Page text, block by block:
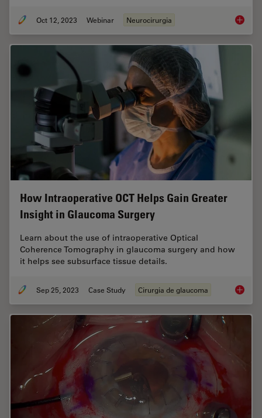
Oct 12, 2023 Webinar Neurocirurgia
How Intraoperative OCT Helps Gain Greater
Insight in Glaucoma Surgery
Learn about the use of intraoperative Optical
Coherence Tomography in glaucoma surgery and how
it helps see subsurface tissue details.
Sep 25, 2023 Case Study Cirurgia de glaucoma How